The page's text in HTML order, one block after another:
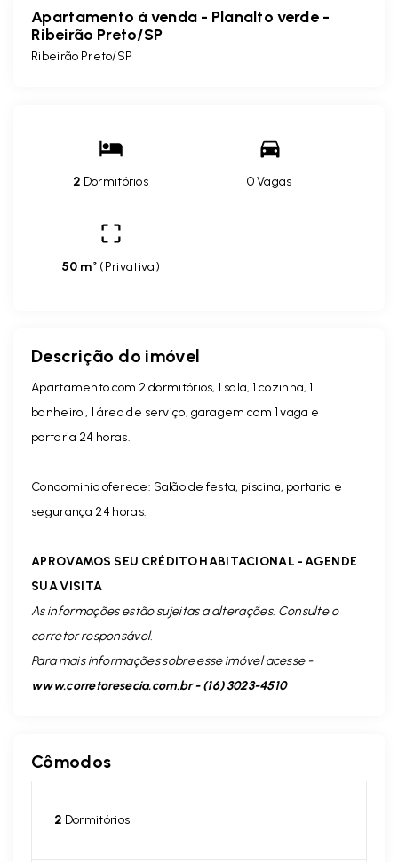
Apartamento á venda - Planalto verde -
Ribeirão Preto/SP
Ribeirão Preto/SP
2 Dormitórios 0 Vagas
50 m² (Privativa)
Descrição do imóvel
Apartamento com 2 dormitórios, 1 sala, 1 cozinha, 1
banheiro , 1 área de serviço, garagem com 1 vaga e
portaria 24 horas.
Condominio oferece: Salão de festa, piscina, portaria e
segurança 24 horas.
APROVAMOS SEU CRÉDITO HABITACIONAL - AGENDE
SUA VISITA
As informações estão sujeitas a alterações. Consulte o
corretor responsável.
Para mais informações sobre esse imóvel acesse -
www.corretoresecia.com.br - (16) 3023-4510
Cômodos
2 Dormitórios